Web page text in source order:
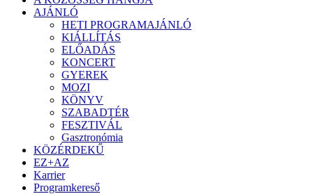
AJÁNLÓ
HETI PROGRAMAJÁNLÓ
KIÁLLÍTÁS
ELŐADÁS
KONCERT
GYEREK
MOZI
KÖNYV
SZABADTÉR
FESZTIVÁL
Gasztronómia
KÖZÉRDEKŰ
EZ+AZ
Karrier
Programkereső